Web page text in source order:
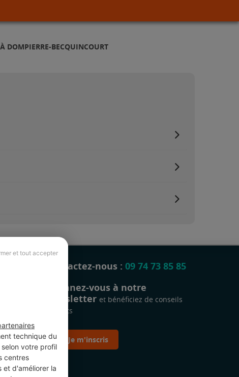
et tout accepter
technique du
votre profil
centres
et d'améliorer la
DOMPIERRE-BECQUINCOURT
Contactez-nous : 09 74 73 85 85
Abonnez-vous à notre
newsletter et bénéficiez de conseils
gratuits
Je m'inscris